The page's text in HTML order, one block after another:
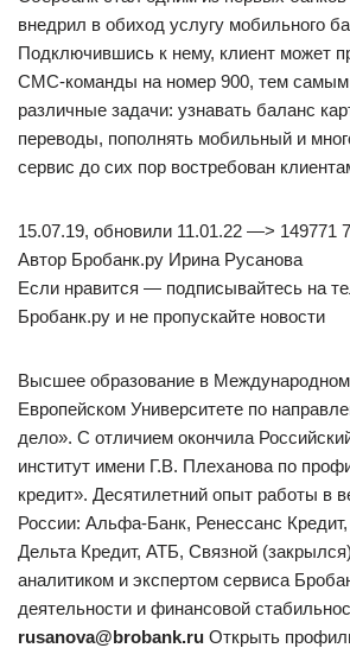
внедрил в обиход услугу мобильного
Подключившись к нему, клиент может
СМС-команды на номер 900, тем
различные задачи: узнавать баланс
переводы, пополнять мобильный и
сервис до сих пор востребован
15.07.19, обновили 11.01.22 —> 149771
Автор Бробанк.ру Ирина Русанова
Если нравится — подписывайтесь на
Бробанк.ру и не пропускайте новости
Высшее образование в
Европейском Университете по
дело». С отличием окончила
институт имени Г.В. Плеханова по
кредит». Десятилетний опыт работы в
России: Альфа-Банк, Ренессанс
Дельта Кредит, АТБ, Связной
аналитиком и экспертом сервиса
деятельности и финансовой
rusanova@brobank.ru Открыть